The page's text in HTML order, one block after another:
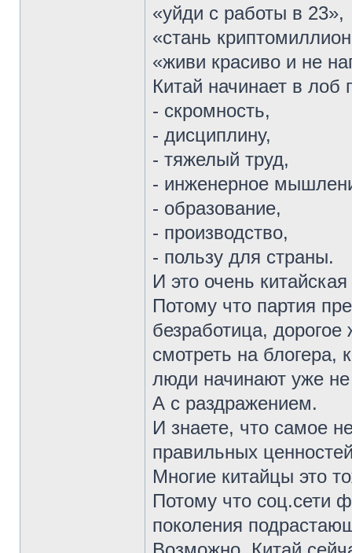
«уйди с работы в 23»,
«стань
«живи красиво и не
Китай начинает в лоб
- скромность,
- дисциплину,
- тяжелый труд,
- инженерное
- образование,
- производство,
- пользу для страны.
И это очень
Потому что партия
безработица,
смотреть на блогера,
люди начинают уже
А с раздражением.
И знаете, что самое
правильных
Многие китайцы это
Потому что соц.сети
поколения